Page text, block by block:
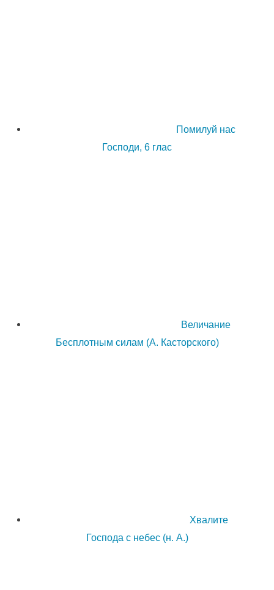
Помилуй нас
Господи, 6 глас
Величание
Бесплотным силам (А. Касторского)
Хвалите
Господа с небес (н. А.)